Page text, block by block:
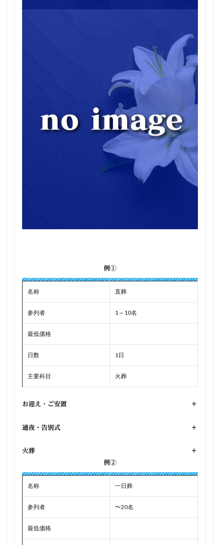
例①
名称 直葬
参列者 1～10名
最低価格
日数 1日
主要科目 火葬
お迎え・ご安置 +
通夜・告別式 +
火葬
+
例②
名称 一日葬
参列者 〜20名
最低価格